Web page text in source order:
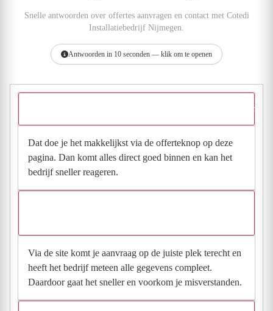
Snelle antwoorden over offertes aanvragen en contact met Cotedi
Installatiebedrijf Nijmegen.
Antwoorden in 10 seconden — klik om te openen
Hoe vraag ik een offerte aan bij Cotedi Installatiebedrijf
Dat doe je het makkelijkst via de offerteknop op deze
pagina. Dan komt alles direct goed binnen en kan het
bedrijf sneller reageren.
Via de site komt je aanvraag op de juiste plek terecht en
heeft het bedrijf meteen alle gegevens compleet.
Daardoor gaat het sneller en voorkom je misverstanden.